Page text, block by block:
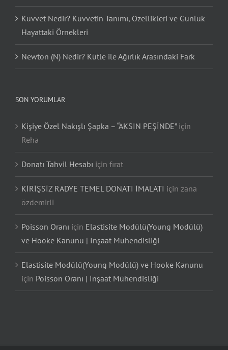
Kuvvet Nedir? Kuvvetin Tanımı, Özellikleri ve Günlük
Hayattaki Örnekleri
Newton (N) Nedir? Kütle ile Ağırlık Arasındaki Fark
SON YORUMLAR
Kişiye Özel Nakışlı Şapka – “AKSIN PEŞİNDE”için
Reha
Donatı Tahvil Hesabı için fırat
KİRİŞSİZ RADYE TEMEL DONATI İMALATI için zana
özdemirli
Poisson Oranı için Elastisite Modülü(Young Modülü)
ve Hooke Kanunu | İnşaat Mühendisliği
Elastisite Modülü(Young Modülü) ve Hooke Kanunu
için Poisson Oranı | İnşaat Mühendisliği